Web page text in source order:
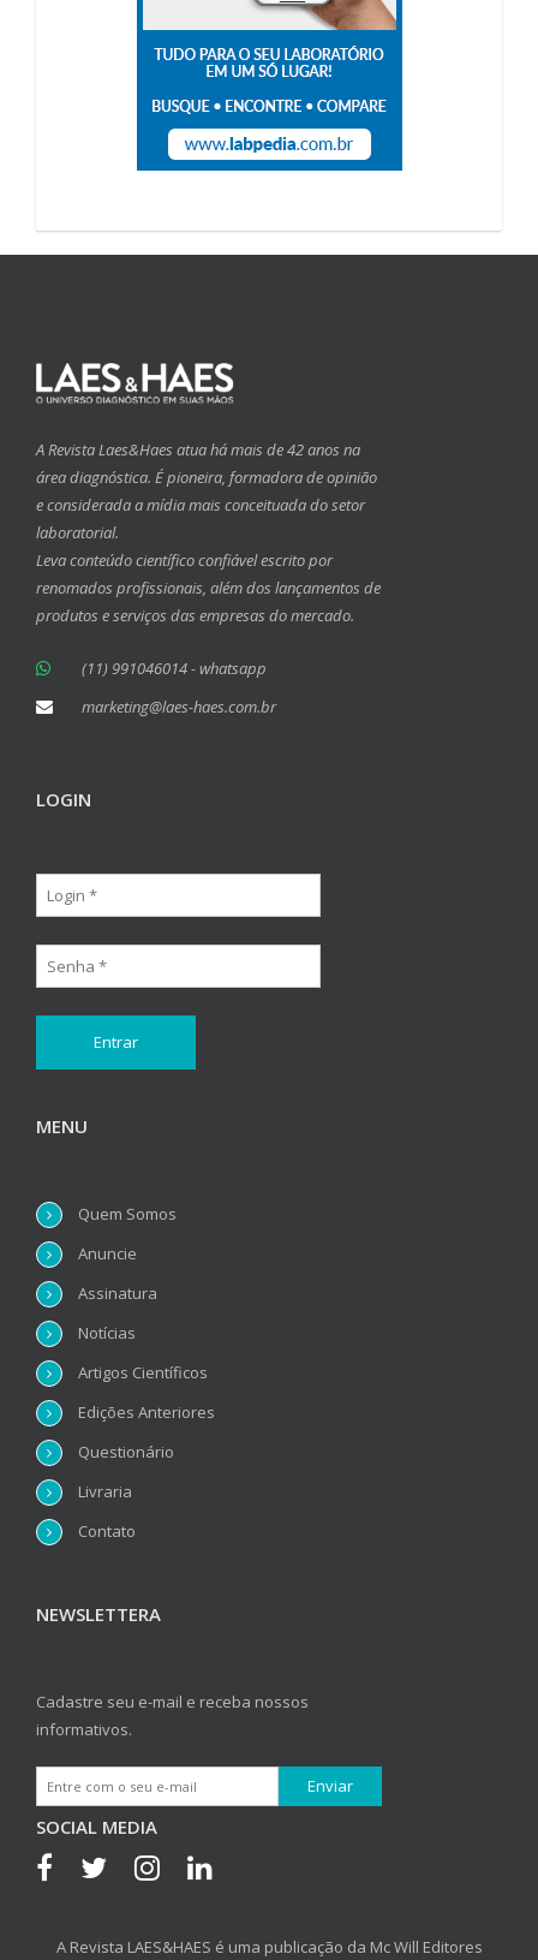
A Revista Laes&Haes atua há mais de 42 anos na
área diagnóstica. É pioneira, formadora de opinião
e considerada a mídia mais conceituada do setor
laboratorial.
Leva conteúdo científico confiável escrito por
renomados profissionais, além dos lançamentos de
produtos e serviços das empresas do mercado.
(11) 991046014 - whatsapp
marketing@laes-haes.com.br
LOGIN
MENU
Quem Somos
Anuncie
Assinatura
Notícias
Artigos Científicos
Edições Anteriores
Questionário
Livraria
Contato
NEWSLETTERA
Cadastre seu e-mail e receba nossos
informativos.
SOCIAL MEDIA
A Revista LAES&HAES é uma publicação da Mc Will Editores